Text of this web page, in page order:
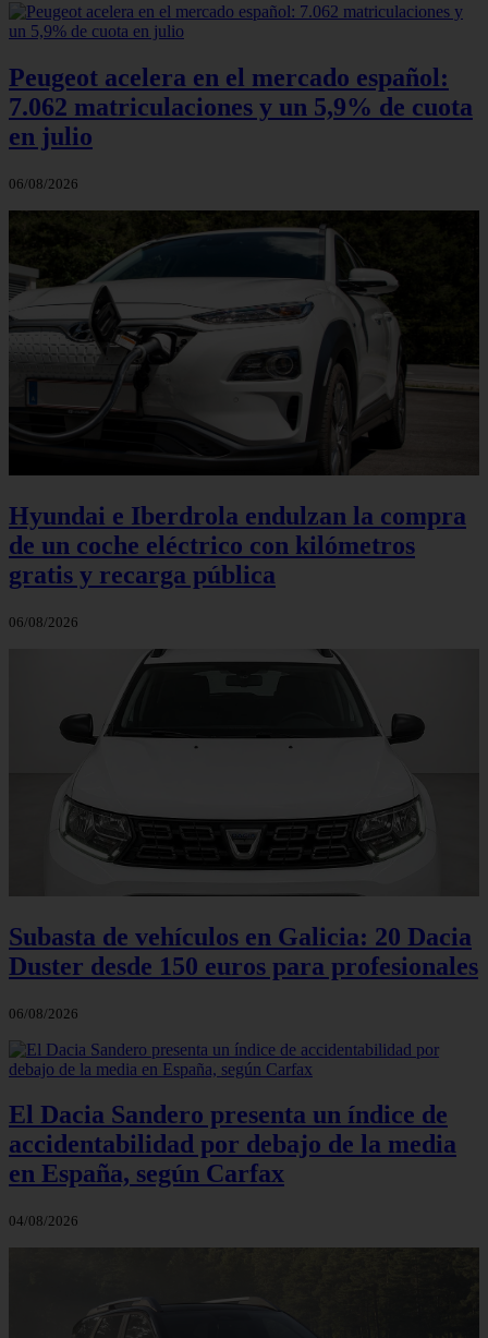
Peugeot acelera en el mercado español:
7.062 matriculaciones y un 5,9% de cuota
en julio
06/08/2026
Hyundai e Iberdrola endulzan la compra
de un coche eléctrico con kilómetros
gratis y recarga pública
06/08/2026
Subasta de vehículos en Galicia: 20 Dacia
Duster desde 150 euros para profesionales
06/08/2026
El Dacia Sandero presenta un índice de
accidentabilidad por debajo de la media
en España, según Carfax
04/08/2026